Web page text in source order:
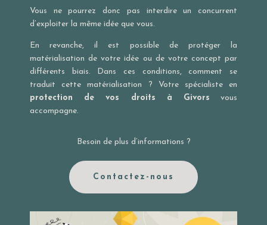
Vous ne pourrez donc pas interdire un concurrent
d’exploiter la même idée que vous.
En revanche, il est possible de protéger la
matérialisation de votre idée ou de votre concept par
différents biais. Dans ces conditions, comment se
traduit cette matérialisation ? Votre spécialiste en
protection de vos droits à Givors vous
accompagne.
Besoin de plus d’informations ?
Contactez-nous